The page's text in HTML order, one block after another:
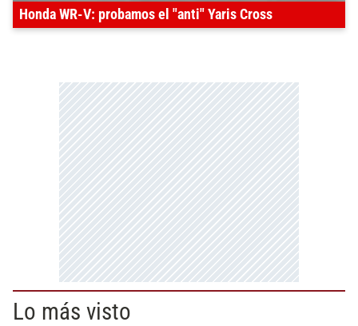
Honda WR-V: probamos el "anti" Yaris Cross
Lo más visto